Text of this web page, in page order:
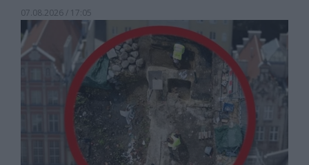
07.08.2026 / 17:05